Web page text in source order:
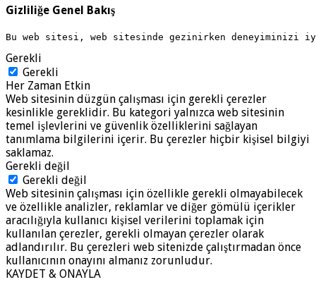
Gizliliğe Genel Bakış
Bu web sitesi, web sitesinde gezinirken deneyiminizi
Gerekli
Gerekli
Her Zaman Etkin
Web sitesinin düzgün çalışması için gerekli çerezler
kesinlikle gereklidir. Bu kategori yalnızca web sitesinin
temel işlevlerini ve güvenlik özelliklerini sağlayan
tanımlama bilgilerini içerir. Bu çerezler hiçbir kişisel bilgiyi
saklamaz.
Gerekli değil
Gerekli değil
Web sitesinin çalışması için özellikle gerekli olmayabilecek
ve özellikle analizler, reklamlar ve diğer gömülü içerikler
aracılığıyla kullanıcı kişisel verilerini toplamak için
kullanılan çerezler, gerekli olmayan çerezler olarak
adlandırılır. Bu çerezleri web sitenizde çalıştırmadan önce
kullanıcının onayını almanız zorunludur.
KAYDET & ONAYLA